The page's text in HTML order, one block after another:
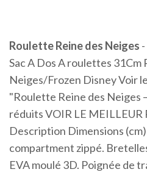
RouletteReinedes Neiges
Sac A Dos A roulettes 31Cm
Neiges/Frozen Disney Voir
"Roulette Reine des Neiges
réduits VOIR LE MEILLEUR
Description Dimensions
compartment zippé.
EVA moulé 3D. Poignée de